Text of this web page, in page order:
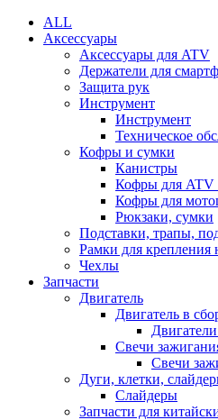
ALL
Аксессуары
Аксессуары для ATV
Держатели для
Защита рук
Инструмент
Инструмент
Техническое
Кофры и сумки
Канистры
Кофры для ATV
Кофры для
Рюкзаки, сумки
Подставки, трапы,
Рамки для крепления
Чехлы
Запчасти
Двигатель
Двигатель в
Свечи
Свечи
Дуги, клетки,
Слайдеры
Запчасти для